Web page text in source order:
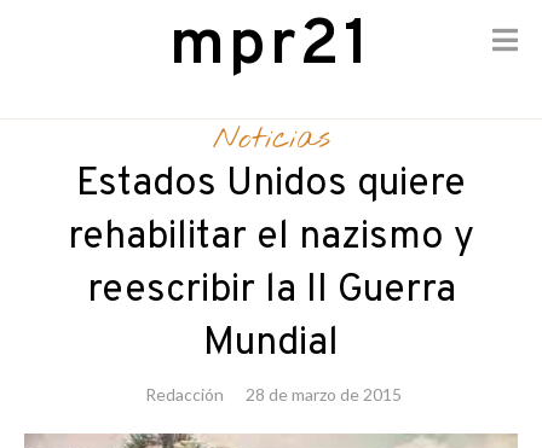
mpr21
Noticias
Estados Unidos quiere
rehabilitar el nazismo y
reescribir la II Guerra
Mundial
Redacción 28 de marzo de 2015